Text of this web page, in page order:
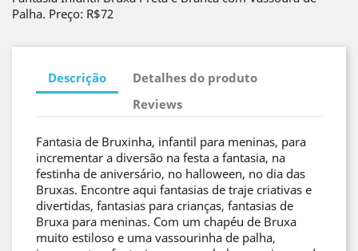
Palha. Preço: R$72
Descrição
Detalhes do produto
Reviews
Fantasia de Bruxinha, infantil para meninas, para
incrementar a diversão na festa a fantasia, na
festinha de aniversário, no halloween, no dia das
Bruxas. Encontre aqui fantasias de traje criativas e
divertidas, fantasias para crianças, fantasias de
Bruxa para meninas. Com um chapéu de Bruxa
muito estiloso e uma vassourinha de palha,